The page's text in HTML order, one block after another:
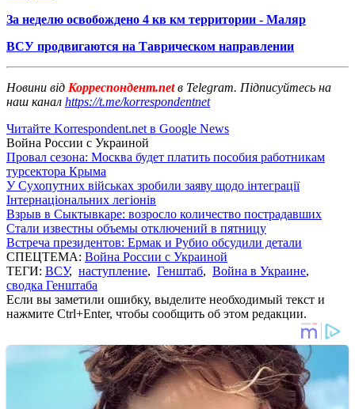
За неделю освобождено 4 кв км территории - Маляр
ВСУ продвигаются на Таврическом направлении
Новини від Корреспондент.netв Telegram. Підписуйтесь на
наш канал https://t.me/korrespondentnet
Читайте Korrespondent.net в Google News
Война России с Украиной
Провал сезона: Москва будет платить пособия работникам
турсектора Крыма
У Сухопутних військах зробили заяву щодо інтеграції
Інтернаціональних легіонів
Взрыв в Сыктывкаре: возросло количество пострадавших
Стали известны объемы отключений в пятницу
Встреча президентов: Ермак и Рубио обсудили детали
СПЕЦТЕМА: Война России с Украиной
ТЕГИ: ВСУ, наступление, Генштаб, Война в Украине,
сводка Генштаба
Если вы заметили ошибку, выделите необходимый текст и
нажмите Ctrl+Enter, чтобы сообщить об этом редакции.